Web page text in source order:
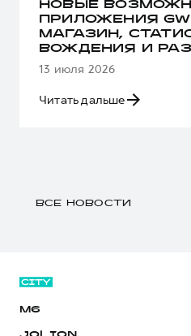
НОВЫЕ
ПРИЛОЖЕНИЯ
МАГАЗИН,
ВОЖДЕНИЯ И
13 июля 2026
Читать дальше
ВСЕ НОВОСТИ
M6